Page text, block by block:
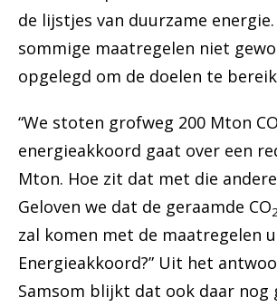
de lijstjes van duurzame
sommige maatregelen niet
opgelegd om de doelen te
“We stoten grofweg 200 Mton CO
energieakkoord gaat over een
Mton. Hoe zit dat met die andere
Geloven we dat de geraamde CO2
zal komen met de maatregelen
Energieakkoord?” Uit het
Samsom blijkt dat ook daar nog